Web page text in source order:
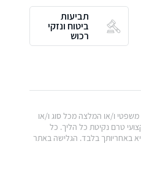
תביעות
ביטוח ונזקי
רכוש
משפטי ו/או המלצה מכל סוג ו/או
טרם נקיטת כל הליך. כל
באחריותך בלבד. הגלישה באתר